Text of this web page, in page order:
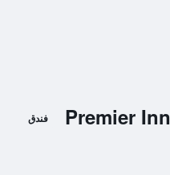
Premier فندق